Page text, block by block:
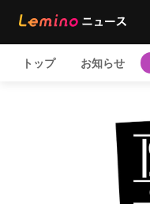
トップ お知らせ